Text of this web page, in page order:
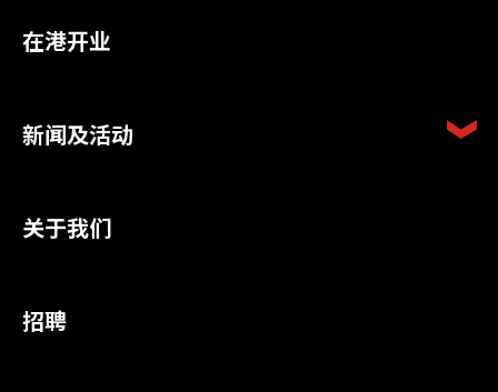
在港开业
新闻及活动
关于我们
招聘